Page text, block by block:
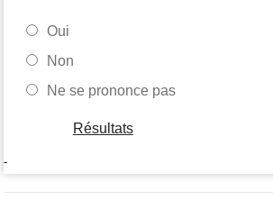
Oui
Non
Ne se prononce pas
Résultats
-